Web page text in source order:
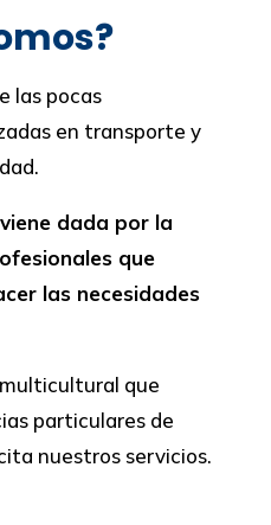
las pocas
en transporte y
dada por la
que
las necesidades
que
particulares de
nuestros servicios.